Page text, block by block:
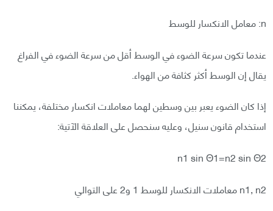
n: معامل الانكسار للوسط
عندما تكون سرعة الضوء في الوسط أقل من سرعة الضوء في الفراغ
يقال إن الوسط أكثر كثافة من الهواء.
إذا كان الضوء يعبر بين وسطين لهما معاملات انكسار مختلفة، يمكننا
استخدام قانون سنيل، وعليه سنحصل على العلاقة الآتية:
n1 sin Θ1=n2 sin Θ2
n1, n2 معاملات الانكسار للوسط 1 و2 على التوالي